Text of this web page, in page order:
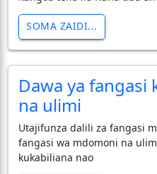
SOMA ZAIDI...
Dawa ya
na ulimi
Utajifunza dalili za fangasi
fangasi wa mdomoni na
kukabiliana nao